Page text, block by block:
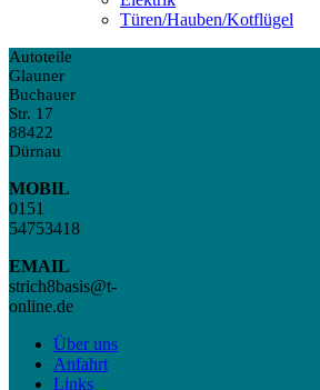
Türen/Hauben/Kotflügel
Autoteile
Glauner
Buchauer
Str. 17
88422
Dürnau
MOBIL
0151
54753418
EMAIL
strich8basis@t-
online.de
Über uns
Anfahrt
Links